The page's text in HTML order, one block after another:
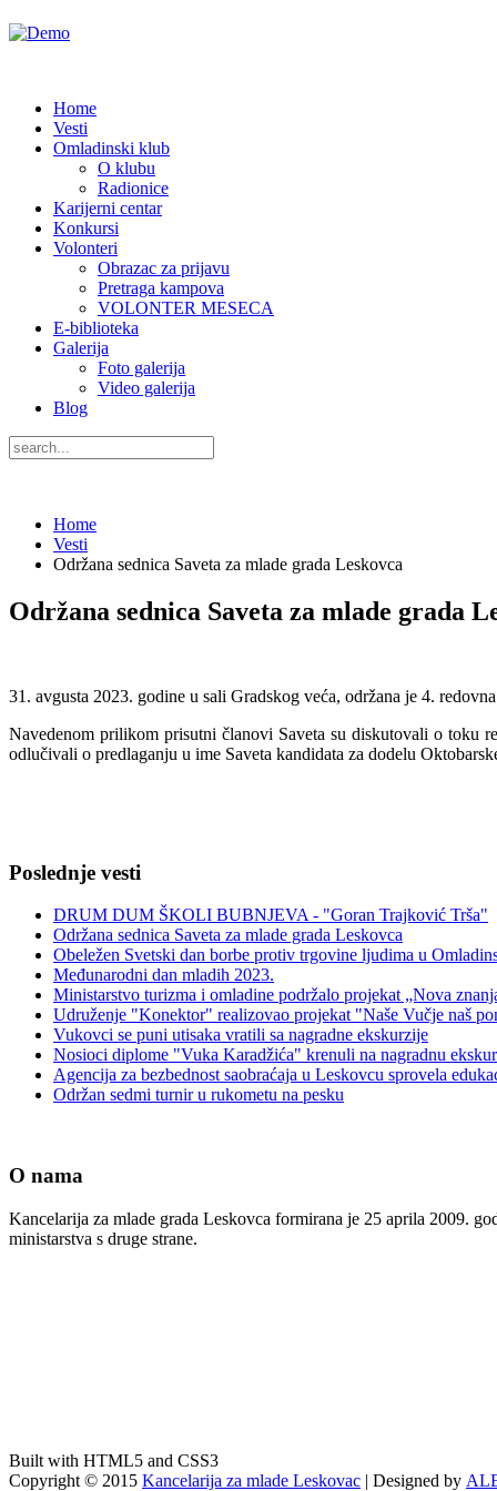
Home
Vesti
Omladinski klub
O klubu
Radionice
Karijerni centar
Konkursi
Volonteri
Obrazac za prijavu
Pretraga kampova
VOLONTER MESECA
E-biblioteka
Galerija
Foto galerija
Video galerija
Blog
Home
Vesti
Održana sednica Saveta za mlade grada Leskovca
Održana sednica Saveta za mlade grada
31. avgusta 2023. godine u sali Gradskog veća, održana je 4.
Navedenom prilikom prisutni članovi Saveta su diskutovali o toku
odlučivali o predlaganju u ime Saveta kandidata za dodelu
Poslednje vesti
DRUM DUM ŠKOLI BUBNJEVA - "Goran Trajković Trša"
Održana sednica Saveta za mlade grada Leskovca
Obeležen Svetski dan borbe protiv trgovine ljudima u
Međunarodni dan mladih 2023.
Ministarstvo turizma i omladine podržalo projekat „Nova
Udruženje "Konektor" realizovao projekat "Naše Vučje naš
Vukovci se puni utisaka vratili sa nagradne ekskurzije
Nosioci diplome "Vuka Karadžića" krenuli na nagradnu
Agencija za bezbednost saobraćaja u Leskovcu sprovela
Održan sedmi turnir u rukometu na pesku
O nama
Kancelarija za mlade grada Leskovca formirana je 25 aprila 2009.
ministarstva s druge strane.
Built with HTML5 and CSS3
Copyright © 2015 Kancelarija za mlade Leskovac | Designed by